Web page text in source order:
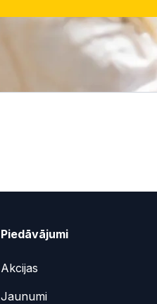
Piedāvājumi
Akcijas
Jaunumi